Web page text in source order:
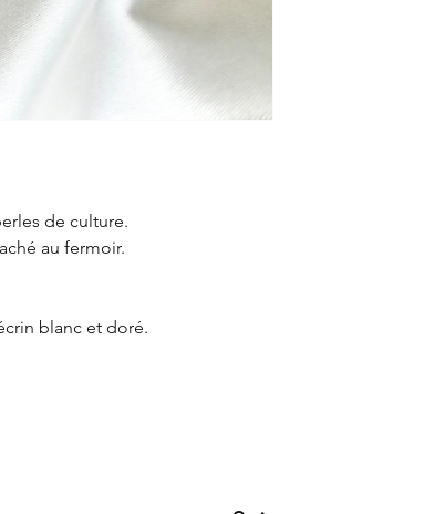
de culture.
au fermoir.
blanc et doré.